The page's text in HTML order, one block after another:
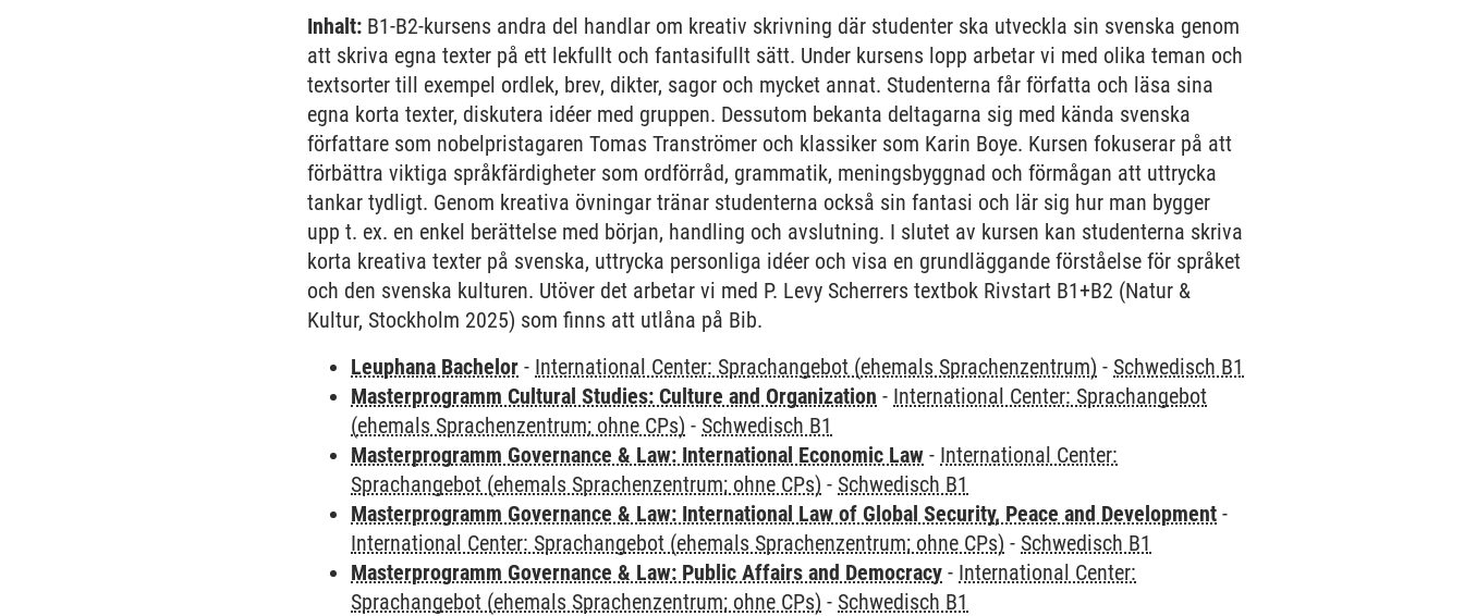
Inhalt: B1-B2-kursens andra del handlar om kreativ skrivning där studenter ska utveckla sin svenska genom
att skriva egna texter på ett lekfullt och fantasifullt sätt. Under kursens lopp arbetar vi med olika teman och
textsorter till exempel ordlek, brev, dikter, sagor och mycket annat. Studenterna får författa och läsa sina
egna korta texter, diskutera idéer med gruppen. Dessutom bekanta deltagarna sig med kända svenska
författare som nobelpristagaren Tomas Tranströmer och klassiker som Karin Boye. Kursen fokuserar på att
förbättra viktiga språkfärdigheter som ordförråd, grammatik, meningsbyggnad och förmågan att uttrycka
tankar tydligt. Genom kreativa övningar tränar studenterna också sin fantasi och lär sig hur man bygger
upp t. ex. en enkel berättelse med början, handling och avslutning. I slutet av kursen kan studenterna skriva
korta kreativa texter på svenska, uttrycka personliga idéer och visa en grundläggande förståelse för språket
och den svenska kulturen. Utöver det arbetar vi med P. Levy Scherrers textbok Rivstart B1+B2 (Natur &
Kultur, Stockholm 2025) som finns att utlåna på Bib.
Leuphana Bachelor - International Center: Sprachangebot (ehemals Sprachenzentrum) - Schwedisch B1
Masterprogramm Cultural Studies: Culture and Organization - International Center: Sprachangebot
(ehemals Sprachenzentrum; ohne CPs) - Schwedisch B1
Masterprogramm Governance & Law: International Economic Law - International Center:
Sprachangebot (ehemals Sprachenzentrum; ohne CPs) - Schwedisch B1
Masterprogramm Governance & Law: International Law of Global Security, Peace and Development -
International Center: Sprachangebot (ehemals Sprachenzentrum; ohne CPs) - Schwedisch B1
Masterprogramm Governance & Law: Public Affairs and Democracy - International Center:
Sprachangebot (ehemals Sprachenzentrum; ohne CPs) - Schwedisch B1